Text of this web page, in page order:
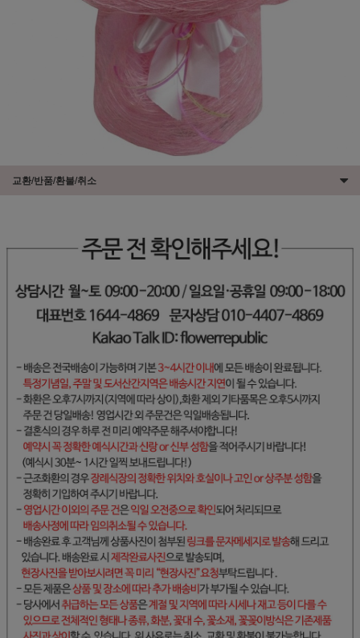
교환/반품/환불/취소